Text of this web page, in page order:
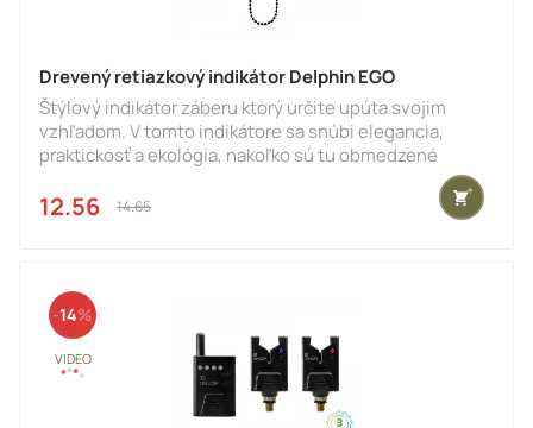
Drevený retiazkový indikátor Delphin EGO
Štýlový indikátor záberu ktorý určite upúta svojim
vzhľadom. V tomto indikátore sa snúbi elegancia,
praktickosť a ekológia, nakoľko sú tu obmedzené
plastové časti. Najvýraznejším prvkom dizajnu je určite
samotné telo, ktoré je tvorené masívnym kusom dreva
s logom. Keďže sa jedná o prírodné drevo, samotná
nachádza guličkový mechanizmus, ktorého prítlačnú
silu je možn
12.56 €14.65 €
14